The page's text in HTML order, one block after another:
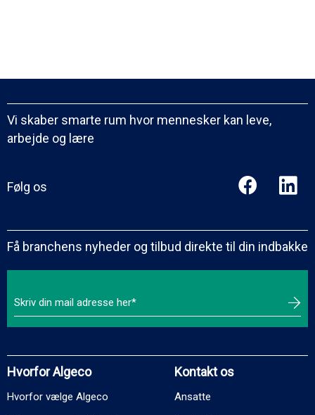
Vi skaber smarte rum hvor mennesker kan leve,
arbejde og lære
Følg os
Få branchens nyheder og tilbud direkte til din indbakke
Hvorfor Algeco
Hvorfor vælge Algeco
Kontakt os
Ansatte